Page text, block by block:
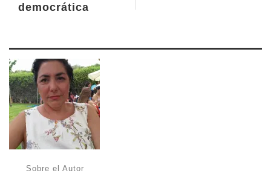
democrática
Sobre el Autor